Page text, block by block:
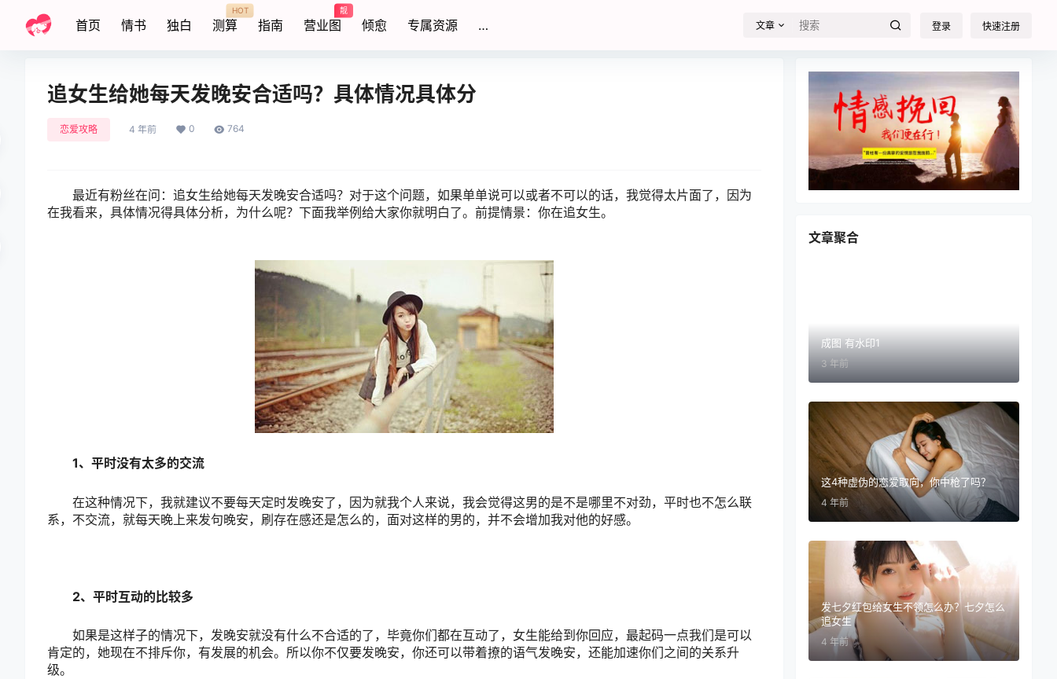
首页 情书 独白 测算
HOT
指南 营业图
靓
倾愈 专属资源 … 文章 登录 快速注册
追女生给她每天发晚安合适吗？具体情况具体分
恋爱攻略 4 年前 0 764
最近有粉丝在问：追女生给她每天发晚安合适吗？对于这个问题，如果单单说可以或者不可以的话，我觉得太片面了，因为
在我看来，具体情况得具体分析，为什么呢？下面我举例给大家你就明白了。前提情景：你在追女生。
1、平时没有太多的交流
在这种情况下，我就建议不要每天定时发晚安了，因为就我个人来说，我会觉得这男的是不是哪里不对劲，平时也不怎么联
系，不交流，就每天晚上来发句晚安，刷存在感还是怎么的，面对这样的男的，并不会增加我对他的好感。
2、平时互动的比较多
如果是这样子的情况下，发晚安就没有什么不合适的了，毕竟你们都在互动了，女生能给到你回应，最起码一点我们是可以
肯定的，她现在不排斥你，有发展的机会。所以你不仅要发晚安，你还可以带着撩的语气发晚安，还能加速你们之间的关系升
级。
文章聚合
成图 有水印1
3 年前
这4种虚伪的恋爱取向，你中枪了吗？
4 年前
发七夕红包给女生不领怎么办？七夕怎么
追女生
4 年前